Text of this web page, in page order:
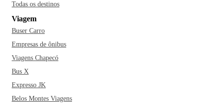
Todas os destinos
Viagem
Buser Carro
Empresas de ônibus
Viagens Chapecó
Bus X
Expresso JK
Belos Montes Viagens